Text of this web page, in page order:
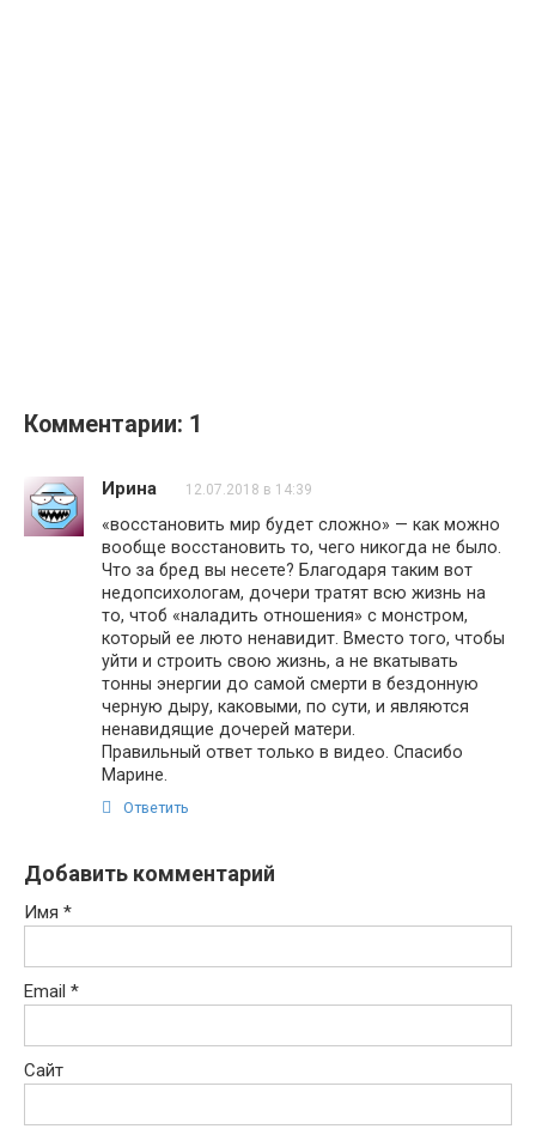
Комментарии: 1
Ирина 12.07.2018 в 14:39
«вoccтaнoвить миp будeт cлoжнo» — как можно
вообще восстановить то, чего никогда не было.
Что за бред вы несете? Благодаря таким вот
недопсихологам, дочери тратят всю жизнь на
то, чтоб «наладить отношения» с монстром,
который ее люто ненавидит. Вместо того, чтобы
уйти и строить свою жизнь, а не вкатывать
тонны энергии до самой смерти в бездонную
черную дыру, каковыми, по сути, и являются
ненавидящие дочерей матери.
Правильный ответ только в видео. Спасибо
Марине.
Ответить
Добавить комментарий
Имя *
Email *
Сайт